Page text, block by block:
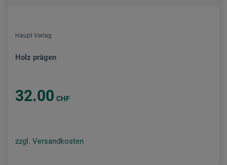
Haupt Verlag
Holz prägen
32.00 CHF
zzgl. Versandkosten